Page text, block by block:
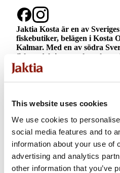
This website uses cookies
We use cookies to
social media features and to
information about your use of
advertising and analytics
other information that you’ve
2026-04-06
2026-04-30
2026-05-01
2026-05-14
2026-06-19
2026-10-30
Jaktia Kosta är en av
fiskebutiker, belägen i Kosta
Kalmar. Med en av södra
fiskeavdelningar och ett
fiskare, friluftsfolk och
fiskebutiker.
Vi finns mitt mellan Växjö och
Kosta Outlet. Hos oss kan du
och friluftsmänniskan men